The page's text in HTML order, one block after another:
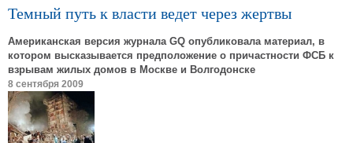
Темный путь к власти ведет через жертвы
Американская версия журнала GQ опубликовала материал, в
котором высказывается предположение о причастности ФСБ к
взрывам жилых домов в Москве и Волгодонске
8 сентября 2009